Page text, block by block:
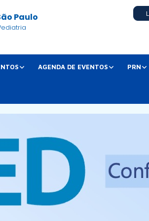
Paulo
AGENDA DE EVENTOS PRN